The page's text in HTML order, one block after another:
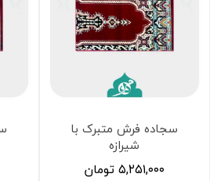
سجاده فرش متبرک با
شیرازه
۵,۲۵۱,۰۰۰ تومان